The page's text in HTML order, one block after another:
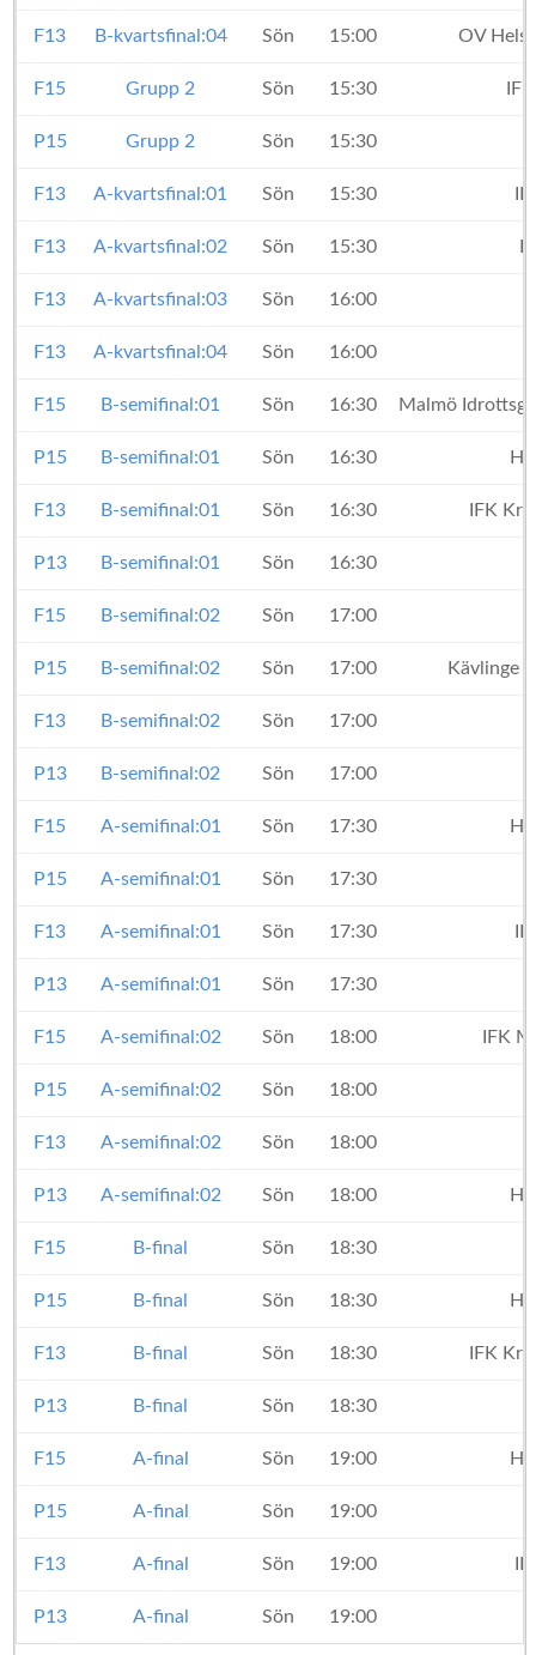
F13 B-kvartsfinal:04 Sön 15:00 OV
F15 Grupp 2 Sön 15:30
P15 Grupp 2 Sön 15:30
F13 A-kvartsfinal:01 Sön 15:30
F13 A-kvartsfinal:02 Sön 15:30
F13 A-kvartsfinal:03 Sön 16:00
F13 A-kvartsfinal:04 Sön 16:00
F15 B-semifinal:01 Sön 16:30 Malmö
P15 B-semifinal:01 Sön 16:30
F13 B-semifinal:01 Sön 16:30 IFK
P13 B-semifinal:01 Sön 16:30
F15 B-semifinal:02 Sön 17:00
P15 B-semifinal:02 Sön 17:00 Kävlinge
F13 B-semifinal:02 Sön 17:00
P13 B-semifinal:02 Sön 17:00
F15 A-semifinal:01 Sön 17:30
P15 A-semifinal:01 Sön 17:30
F13 A-semifinal:01 Sön 17:30
P13 A-semifinal:01 Sön 17:30
F15 A-semifinal:02 Sön 18:00 IFK
P15 A-semifinal:02 Sön 18:00
F13 A-semifinal:02 Sön 18:00
P13 A-semifinal:02 Sön 18:00
F15 B-final Sön 18:30
P15 B-final Sön 18:30
F13 B-final Sön 18:30 IFK
P13 B-final Sön 18:30
F15 A-final Sön 19:00
P15 A-final Sön 19:00
F13 A-final Sön 19:00
P13 A-final Sön 19:00